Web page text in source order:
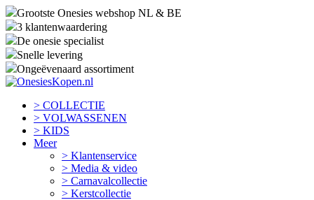
Grootste Onesies webshop NL & BE
3 klantenwaardering
De onesie specialist
Snelle levering
Ongeëvenaard assortiment
> COLLECTIE
> VOLWASSENEN
> KIDS
Meer
> Klantenservice
> Media & video
> Carnavalcollectie
> Kerstcollectie